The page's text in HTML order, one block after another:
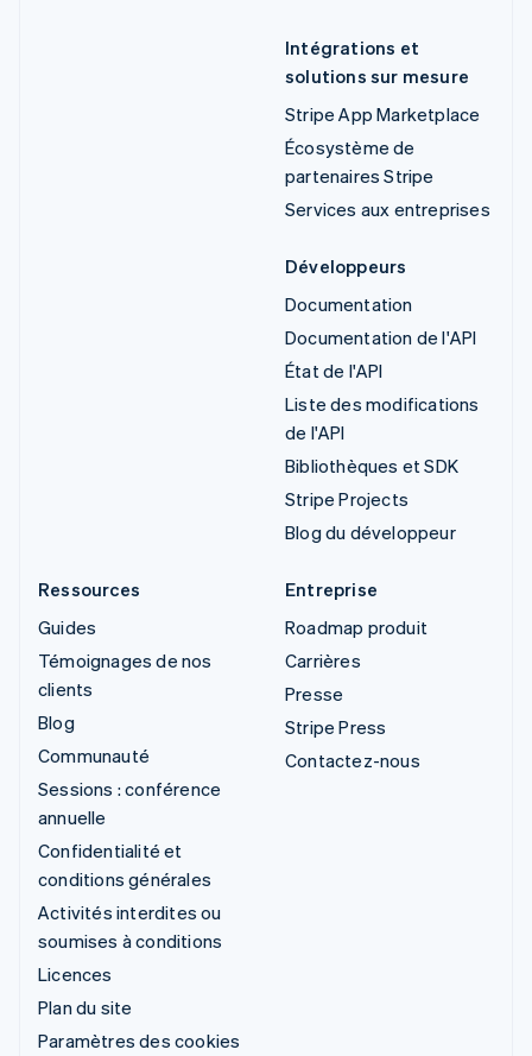
Intégrations et
solutions sur mesure
Stripe App Marketplace
Écosystème de
partenaires Stripe
Services aux entreprises
Développeurs
Documentation
Documentation de l'API
État de l'API
Liste des modifications
de l'API
Bibliothèques et SDK
Stripe Projects
Blog du développeur
Ressources
Guides
Témoignages de nos
clients
Blog
Communauté
Sessions : conférence
annuelle
Confidentialité et
conditions générales
Activités interdites ou
soumises à conditions
Licences
Plan du site
Paramètres des cookies
Entreprise
Roadmap produit
Carrières
Presse
Stripe Press
Contactez-nous